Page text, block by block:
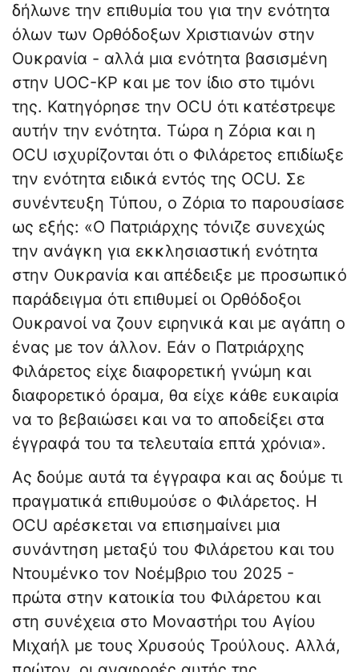
δήλωνε την επιθυμία του για την ενότητα
όλων των Ορθόδοξων Χριστιανών στην
Ουκρανία - αλλά μια ενότητα βασισμένη
στην UOC-KP και με τον ίδιο στο τιμόνι
της. Κατηγόρησε την OCU ότι κατέστρεψε
αυτήν την ενότητα. Τώρα η Ζόρια και η
OCU ισχυρίζονται ότι ο Φιλάρετος επιδίωξε
την ενότητα ειδικά εντός της OCU. Σε
συνέντευξη Τύπου, ο Ζόρια το παρουσίασε
ως εξής: «Ο Πατριάρχης τόνιζε συνεχώς
την ανάγκη για εκκλησιαστική ενότητα
στην Ουκρανία και απέδειξε με προσωπικό
παράδειγμα ότι επιθυμεί οι Ορθόδοξοι
Ουκρανοί να ζουν ειρηνικά και με αγάπη ο
ένας με τον άλλον. Εάν ο Πατριάρχης
Φιλάρετος είχε διαφορετική γνώμη και
διαφορετικό όραμα, θα είχε κάθε ευκαιρία
να το βεβαιώσει και να το αποδείξει στα
έγγραφά του τα τελευταία επτά χρόνια».
Ας δούμε αυτά τα έγγραφα και ας δούμε τι
πραγματικά επιθυμούσε ο Φιλάρετος. Η
OCU αρέσκεται να επισημαίνει μια
συνάντηση μεταξύ του Φιλάρετου και του
Ντουμένκο τον Νοέμβριο του 2025 -
πρώτα στην κατοικία του Φιλάρετου και
στη συνέχεια στο Μοναστήρι του Αγίου
Μιχαήλ με τους Χρυσούς Τρούλους. Αλλά,